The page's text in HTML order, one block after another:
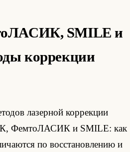
SMILE и
коррекции
лазерной коррекции
ФемтоЛАСИК и SMILE: как
по восстановлению и